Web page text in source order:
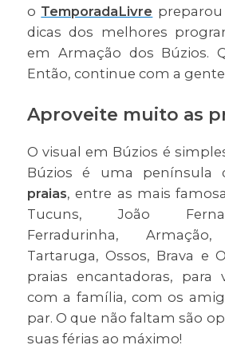
o TemporadaLivre
dicas dos melhores
em Armação dos Búzios.
Então, continue com a
Aproveite muito as
O visual em Búzios é
Búzios é uma
praias, entre as mais
Tucuns, João
Ferradurinha,
Tartaruga, Ossos, Brava e
praias encantadoras, para
com a família, com os
par. O que não faltam são
suas férias ao máximo!